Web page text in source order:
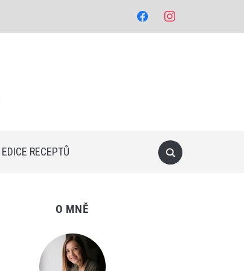
facebookinstagram
EDICE RECEPTŮ
O MNĚ